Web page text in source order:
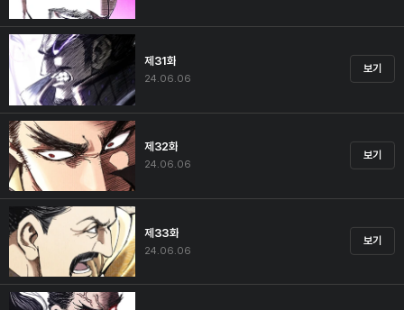
제31화
24.06.06
보기
제32화
24.06.06
보기
제33화
24.06.06
보기